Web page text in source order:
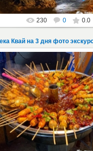
230 0 0.0
22.03.2023
Тур на три дня из Паттайи на
водопады Эраван, Сайок Ной и
затопленный город Сангклабури,
Thai-Online